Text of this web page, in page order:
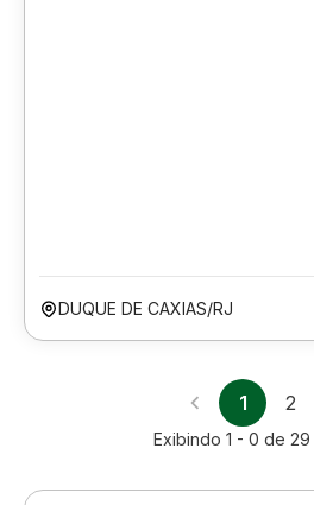
DUQUE DE CAXIAS/RJ
1 2
Exibindo 1 - 0 de 29